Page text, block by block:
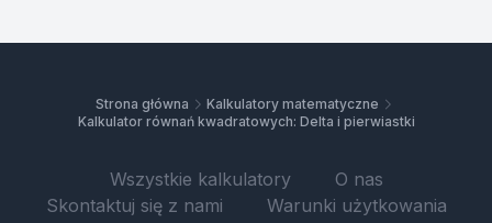
Strona główna
Kalkulatory matematyczne
Kalkulator równań kwadratowych: Delta i pierwiastki
Wszystkie kalkulatory
O nas
Skontaktuj się z nami
Warunki użytkowania